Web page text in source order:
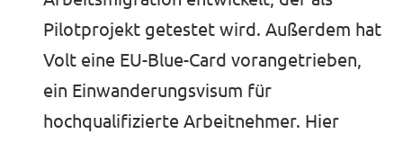
Pilotprojekt getestet wird. Außerdem hat
Volt eine EU-Blue-Card vorangetrieben,
ein Einwanderungsvisum für
hochqualifizierte Arbeitnehmer. Hier